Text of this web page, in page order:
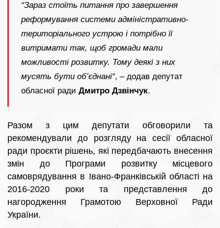
“Зараз стоїть питання про завершення
реформування системи адміністративно-
територіального устрою і потрібно її
витримати так, щоб громади мали
можливості розвитку. Тому деякі з них
мусять бути об’єднані“, – додав депутат
обласної ради Дмитро Дзвінчук.
Разом з цим депутати обговорили та
рекомендували до розгляду на сесії обласної
ради проєкти рішень, які передбачають внесення
змін до Програми розвитку місцевого
самоврядування в Івано-Франківській області на
2016-2020 роки та представлення до
нагородження Грамотою Верховної Ради
України.